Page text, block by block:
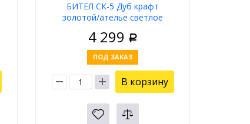
БИТЕЛ СК-5 Дуб крафт
золотой/ателье светлое
4 299 Р
ПОД ЗАКАЗ
В корзину